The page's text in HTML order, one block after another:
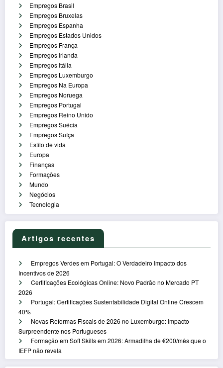
Empregos Brasil
Empregos Bruxelas
Empregos Espanha
Empregos Estados Unidos
Empregos França
Empregos Irlanda
Empregos Itália
Empregos Luxemburgo
Empregos Na Europa
Empregos Noruega
Empregos Portugal
Empregos Reino Unido
Empregos Suécia
Empregos Suíça
Estilo de vida
Europa
Finanças
Formações
Mundo
Negócios
Tecnologia
Artigos recentes
Empregos Verdes em Portugal: O Verdadeiro Impacto dos
Incentivos de 2026
Certificações Ecológicas Online: Novo Padrão no Mercado PT
2026
Portugal: Certificações Sustentabilidade Digital Online Crescem
40%
Novas Reformas Fiscais de 2026 no Luxemburgo: Impacto
Surpreendente nos Portugueses
Formação em Soft Skills em 2026: Armadilha de €200/mês que o
IEFP não revela